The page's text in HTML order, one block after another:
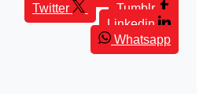
Twitter
Tumblr
Linkedin
Whatsapp